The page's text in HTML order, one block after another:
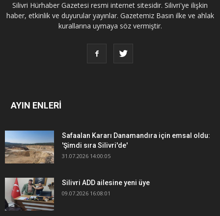
Silivri Hürhaber Gazetesi resmi internet sitesidir. Silivri'ye ilişkin
haber, etkinlik ve duyurular yayınlar. Gazetemiz Basın ilke ve ahlak
kurallarına uymaya söz vermiştir.
AYIN ENLERİ
Safaalan Kararı Danamandıra için emsal oldu:
'Şimdi sıra Silivri'de'
31.07.2026 14:00:05
Silivri ADD ailesine yeni üye
09.07.2026 16:08:01